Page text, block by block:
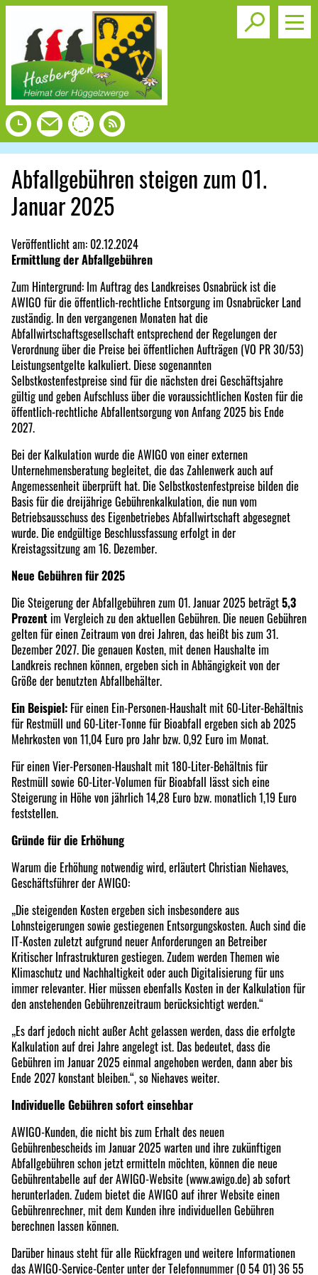
Toggle
Abfallgebühren steigen zum 01.
Januar 2025
Veröffentlicht am: 02.12.2024
Ermittlung der Abfallgebühren
Zum Hintergrund: Im Auftrag des Landkreises Osnabrück ist die
AWIGO für die öffentlich-rechtliche Entsorgung im Osnabrücker Land
zuständig. In den vergangenen Monaten hat die
Abfallwirtschaftsgesellschaft entsprechend der Regelungen der
Verordnung über die Preise bei öffentlichen Aufträgen (VO PR 30/53)
Leistungsentgelte kalkuliert. Diese sogenannten
Selbstkostenfestpreise sind für die nächsten drei Geschäftsjahre
gültig und geben Aufschluss über die voraussichtlichen Kosten für die
öffentlich-rechtliche Abfallentsorgung von Anfang 2025 bis Ende
2027.
Bei der Kalkulation wurde die AWIGO von einer externen
Unternehmensberatung begleitet, die das Zahlenwerk auch auf
Angemessenheit überprüft hat. Die Selbstkostenfestpreise bilden die
Basis für die dreijährige Gebührenkalkulation, die nun vom
Betriebsausschuss des Eigenbetriebes Abfallwirtschaft abgesegnet
wurde. Die endgültige Beschlussfassung erfolgt in der
Kreistagssitzung am 16. Dezember.
Neue Gebühren für 2025
Die Steigerung der Abfallgebühren zum 01. Januar 2025 beträgt5,3
Prozent im Vergleich zu den aktuellen Gebühren. Die neuen Gebühren
gelten für einen Zeitraum von drei Jahren, das heißt bis zum 31.
Dezember 2027. Die genauen Kosten, mit denen Haushalte im
Landkreis rechnen können, ergeben sich in Abhängigkeit von der
Größe der benutzten Abfallbehälter.
Ein Beispiel: Für einen Ein-Personen-Haushalt mit 60-Liter-Behältnis
für Restmüll und 60-Liter-Tonne für Bioabfall ergeben sich ab 2025
Mehrkosten von 11,04 Euro pro Jahr bzw. 0,92 Euro im Monat.
Für einen Vier-Personen-Haushalt mit 180-Liter-Behältnis für
Restmüll sowie 60-Liter-Volumen für Bioabfall lässt sich eine
Steigerung in Höhe von jährlich 14,28 Euro bzw. monatlich 1,19 Euro
feststellen.
Gründe für die Erhöhung
Warum die Erhöhung notwendig wird, erläutert Christian Niehaves,
Geschäftsführer der AWIGO:
„Die steigenden Kosten ergeben sich insbesondere aus
Lohnsteigerungen sowie gestiegenen Entsorgungskosten. Auch sind die
IT-Kosten zuletzt aufgrund neuer Anforderungen an Betreiber
Kritischer Infrastrukturen gestiegen. Zudem werden Themen wie
Klimaschutz und Nachhaltigkeit oder auch Digitalisierung für uns
immer relevanter. Hier müssen ebenfalls Kosten in der Kalkulation für
den anstehenden Gebührenzeitraum berücksichtigt werden.“
„Es darf jedoch nicht außer Acht gelassen werden, dass die erfolgte
Kalkulation auf drei Jahre angelegt ist. Das bedeutet, dass die
Gebühren im Januar 2025 einmal angehoben werden, dann aber bis
Ende 2027 konstant bleiben.“, so Niehaves weiter.
Individuelle Gebühren sofort einsehbar
AWIGO-Kunden, die nicht bis zum Erhalt des neuen
Gebührenbescheids im Januar 2025 warten und ihre zukünftigen
Abfallgebühren schon jetzt ermitteln möchten, können die neue
Gebührentabelle auf der AWIGO-Website (www.awigo.de) ab sofort
herunterladen. Zudem bietet die AWIGO auf ihrer Website einen
Gebührenrechner, mit dem Kunden ihre individuellen Gebühren
berechnen lassen können.
Darüber hinaus steht für alle Rückfragen und weitere Informationen
das AWIGO-Service-Center unter der Telefonnummer (0 54 01) 36 55